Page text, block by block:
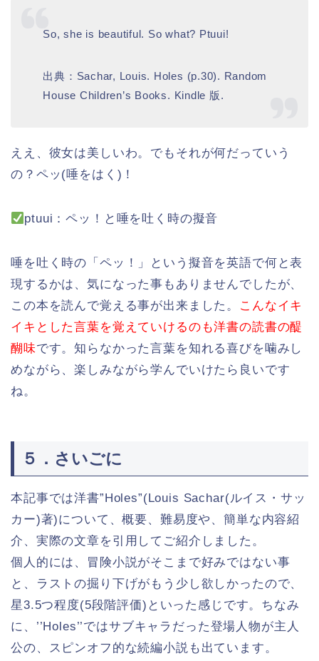
So, she is beautiful. So what? Ptuui!
出典：Sachar, Louis. Holes (p.30). Random
House Children’s Books. Kindle 版.
ええ、彼女は美しいわ。でもそれが何だっていう
の？ペッ(唾をはく)！
ptuui：ペッ！と唾を吐く時の擬音
唾を吐く時の「ペッ！」という擬音を英語で何と表
現するかは、気になった事もありませんでしたが、
この本を読んで覚える事が出来ました。 こんなイキ
イキとした言葉を覚えていけるのも洋書の読書の醍
醐味です。知らなかった言葉を知れる喜びを噛みし
めながら、楽しみながら学んでいけたら良いです
ね。
５．さいごに
本記事では洋書”Holes”(Louis Sachar(ルイス・サッ
カー)著)について、概要、難易度や、簡単な内容紹
介、実際の文章を引用してご紹介しました。
個人的には、冒険小説がそこまで好みではない事
と、ラストの掘り下げがもう少し欲しかったので、
星3.5つ程度(5段階評価)といった感じです。ちなみ
に、’’Holes’’ではサブキャラだった登場人物が主人
公の、スピンオフ的な続編小説も出ています。